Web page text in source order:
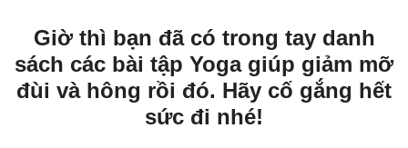
Giờ thì bạn đã có trong tay danh
sách các bài tập Yoga giúp giảm mỡ
đùi và hông rồi đó. Hãy cố gắng hết
sức đi nhé!